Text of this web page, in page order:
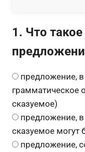
1. Что
предложение,
грамматическое
сказуемое)
предложение,
сказуемое
предложение,